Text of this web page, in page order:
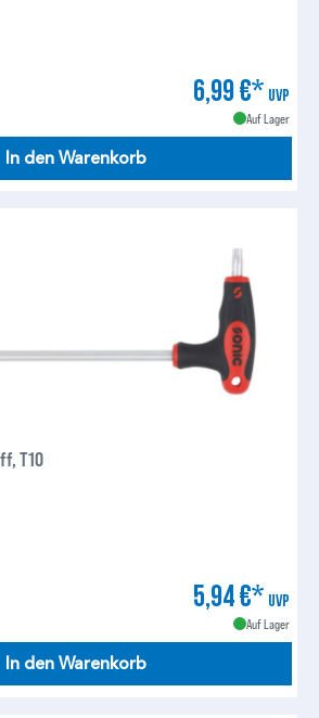
6,99 €* UVP
Auf Lager
In den Warenkorb
T10
5,94 €* UVP
Auf Lager
In den Warenkorb